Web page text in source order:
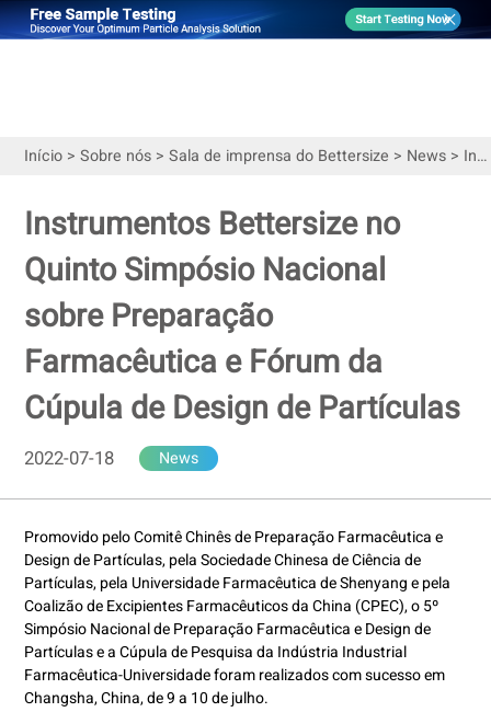
Início> Sobre nós> Sala de imprensa do Bettersize > News> Instrumentos Bettersize no Quinto Simpósio Nacional sobre Preparação Farmacêutica e Fórum da Cúpula de Design de Partículas
Instrumentos Bettersize no
Quinto Simpósio Nacional
sobre Preparação
Farmacêutica e Fórum da
Cúpula de Design de Partículas
2022-07-18 News
Promovido pelo Comitê Chinês de Preparação Farmacêutica e
Design de Partículas, pela Sociedade Chinesa de Ciência de
Partículas, pela Universidade Farmacêutica de Shenyang e pela
Coalizão de Excipientes Farmacêuticos da China (CPEC), o 5º
Simpósio Nacional de Preparação Farmacêutica e Design de
Partículas e a Cúpula de Pesquisa da Indústria Industrial
Farmacêutica-Universidade foram realizados com sucesso em
Changsha, China, de 9 a 10 de julho.